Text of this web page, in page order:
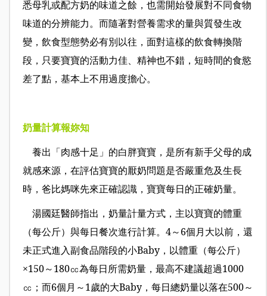
悉母乳或配方奶的味道之餘，也需開始發展對不同食物
味道的分辨能力。而隨著對營養需求的量與質發生改
變，飲食型態勢必有別以往，面對這樣的飲食轉換階
段，只要寶寶的活動力佳、精神也不錯，短時間的食慾
差了點，基本上不用過度擔心。
奶量計算報妳知
養出「肉感十足」的白胖寶寶，是所有新手父母的成
就感來源，在評估寶寶的厭奶問題是否嚴重危及生長
時，爸比媽咪先來正確認識，寶寶每日的正確奶量。
湯國廷醫師指出，奶量計量方式，主以寶寶的體重
（每公斤）與每日餐次進行計算。4～6個月大以前，還
未正式進入副食品階段的小Baby，以體重（每公斤）
×150～180㏄為每日所需奶量，最高不建議超過1000
㏄；而6個月～1歲的大Baby，每日總奶量以落在500～